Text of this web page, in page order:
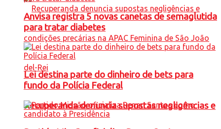
Recuperanda denuncia supostas negligências e
Anvisa registra 5 novas canetas de semaglutida
para tratar diabetes
Lei destina parte do dinheiro de bets para
fundo da Polícia Federal